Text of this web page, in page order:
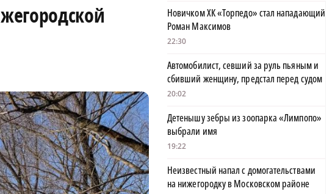
Новичком ХК «Торпедо» стал нападающий
Роман Максимов
22:30
Автомобилист, севший за руль пьяным и
сбивший женщину, предстал перед судом
20:02
Детенышу зебры из зоопарка «Лимпопо»
выбрали имя
19:22
Неизвестный напал с домогательствами
на нижегородку в Московском районе